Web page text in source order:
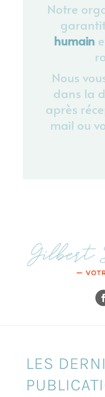
Notre
humain
Nous
dans la
après
mail ou
LES